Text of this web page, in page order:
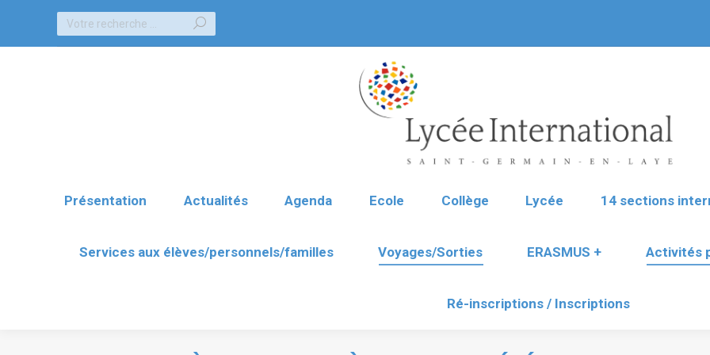
Recherche
:
Présentation Actualités Agenda Ecole Collège Lycée 14 sections
Services aux élèves/personnels/familles Voyages/Sorties ERASMUS + Activités
Ré-inscriptions / Inscriptions
Présentation Actualités
Voyages/Sorties
Ré-inscriptions / Inscriptions